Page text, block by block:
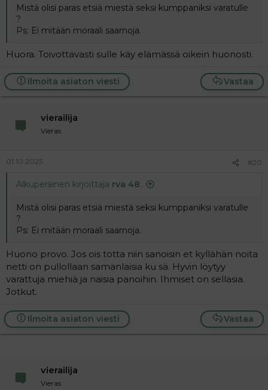
Mistä olisi paras etsiä miestä seksi kumppaniksi varatulle
?
Ps: Ei mitään moraali saarnoja.
Huora. Toivottavasti sulle käy elämässä oikein huonosti.
Vastaa
Ilmoita asiaton viesti
vierailija
Vieras
01.10.2025 #20
Alkuperäinen kirjoittaja rva 48:
Mistä olisi paras etsiä miestä seksi kumppaniksi varatulle
?
Ps: Ei mitään moraali saarnoja.
Huono provo. Jos ois totta niin sanoisin et kyllähän noita
netti on pullollaan samanlaisia ku sä. Hyvin löytyy
varattuja miehiä ja naisia panoihin. Ihmiset on sellasia.
Jotkut.
Vastaa
Ilmoita asiaton viesti
vierailija
Vieras